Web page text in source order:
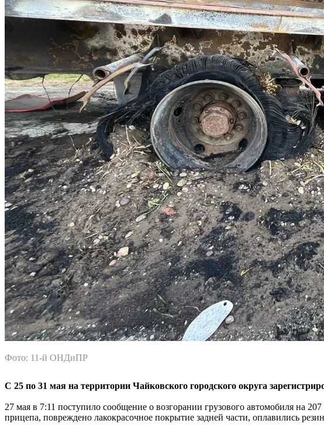
Фото: 11-й ОНДиПР
С 25 по 31 мая на территории Чайковского городского округа
27 мая в 7:11 поступило сообщение о возгорании грузового автомобиля на
прицепа, повреждено лакокрасочное покрытие задней части, оплавились